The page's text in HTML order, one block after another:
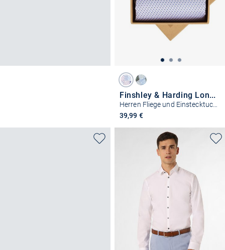
Finshley & Harding London
Herren Fliege und Einstecktuch aus Seide
39,99 €